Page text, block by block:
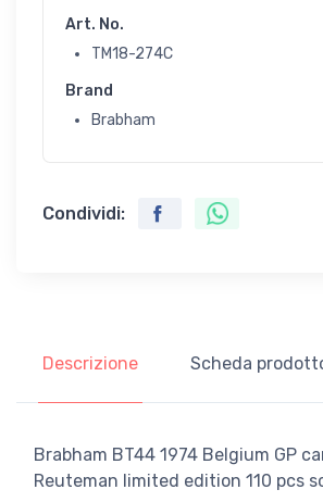
Art. No.
TM18-274C
Brand
Brabham
Condividi:
Descrizione Scheda
Brabham BT44 1974 Belgium GP
Reuteman limited edition 110 pcs